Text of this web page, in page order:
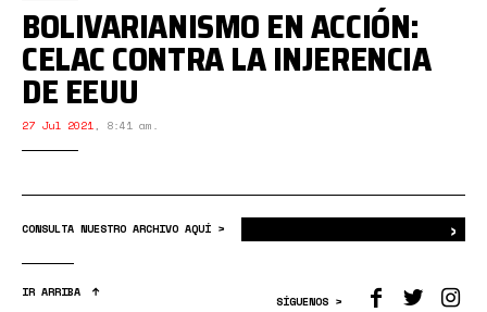
BOLIVARIANISMO EN ACCIÓN:
CELAC CONTRA LA INJERENCIA
DE EEUU
27 Jul 2021, 8:41 am.
CONSULTA NUESTRO ARCHIVO AQUÍ > ›
IR ARRIBA
SÍGUENOS >